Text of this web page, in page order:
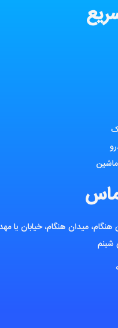
هنگام، میدان هنگام، خیابان یا
شبنم